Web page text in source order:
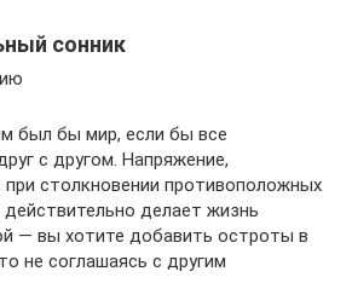
сонник
был бы мир, если бы все
с другом. Напряжение,
столкновении противоположных
действительно делает жизнь
— вы хотите добавить остроты в
не соглашаясь с другим